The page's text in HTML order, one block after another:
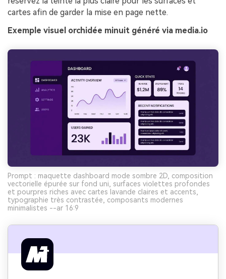
cartes afin de garder la mise en page nette.
Exemple visuel orchidée minuit généré via media.io
Prompt : maquette dashboard mode sombre 2D, composition
vectorielle épurée sur fond uni, surfaces violettes profondes
et pourpres riches avec cartes lavande claires et accents,
typographie très contrastée, composants modernes
minimalistes --ar 16:9